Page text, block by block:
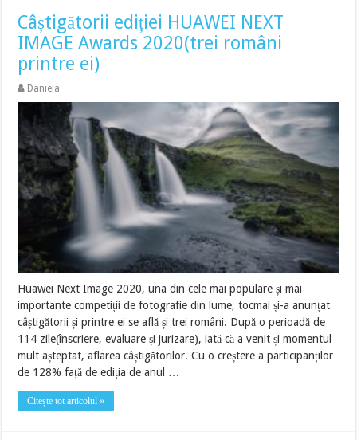
Câștigătorii ediției HUAWEI NEXT
IMAGE Awards 2020(trei români
printre ei)
Daniela
Huawei Next Image 2020, una din cele mai populare și mai
importante competiții de fotografie din lume, tocmai și-a anunțat
câștigătorii și printre ei se află și trei români. După o perioadă de
114 zile(înscriere, evaluare și jurizare), iată că a venit și momentul
mult așteptat, aflarea câștigătorilor. Cu o creștere a participanților
de 128% față de ediția de anul …
Citește tot articolul »